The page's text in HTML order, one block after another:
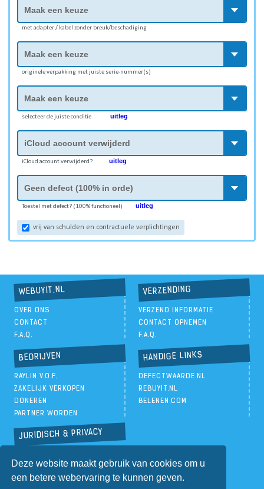
Deze website maakt gebruik van cookies om u
een betere webervaring te kunnen geven.
met adapter / kabel zonder breuk/beschadiging
originele verpakking met juiste serie-nummer(s)
selecteer de juiste conditie uitleg
iCloud account verwijderd? uitleg
Toestel met defect? (100% functioneel) uitleg
vrij van schulden en contractuele verplichtingen
WEBUYIT.NL
OVER ONS
CONTACT
F.A.Q.
VERZENDING
VERZEND INFORMATIE
CONTACT OPNEMEN
F.A.Q.
BEDRIJVEN
RAYLIN V.O.F.
ZAKELIJK VERKOPEN
DONEREN
PARTNER WORDEN
HANDIGE LINKS
DEFECTWAARDE.NL
REBUYIT.NL
BELENEN.COM
JURIDISCH & PRIVACY
ALGEMENE VOORWAARDEN